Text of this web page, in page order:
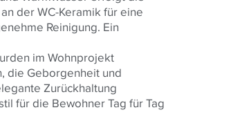
der WC-Keramik für eine
Reinigung. Ein
im Wohnprojekt
die Geborgenheit und
Zurückhaltung
für die Bewohner Tag für Tag